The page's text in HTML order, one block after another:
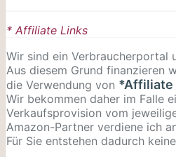
* Affiliate Links
Wir sind ein Verbraucherportal
Aus diesem Grund finanzieren
die Verwendung von *Affiliate
Wir bekommen daher im Falle
Verkaufsprovision vom
Amazon-Partner verdiene ich
Für Sie entstehen dadurch